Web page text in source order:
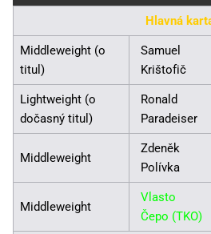
Hlavná
Middleweight (o
titul)
Samuel
Krištofič
Lightweight (o
dočasný titul)
Ronald
Paradeiser
Middleweight
Zdeněk
Polívka
Middleweight
Vlasto
Čepo (TKO)